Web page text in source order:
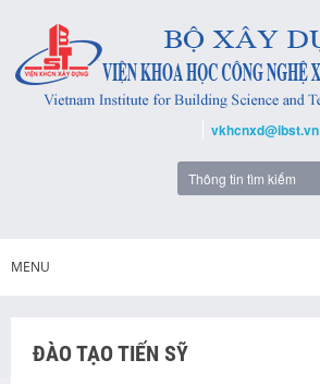
vkhcnxd@ibst.vn
MENU
ĐÀO TẠO TIẾN SỸ